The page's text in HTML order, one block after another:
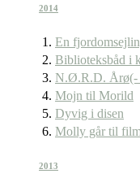
2014
En
Biblioteksbåd i
N.Ø.R.D.
Mojn til Morild
Dyvig i disen
Molly går til
2013